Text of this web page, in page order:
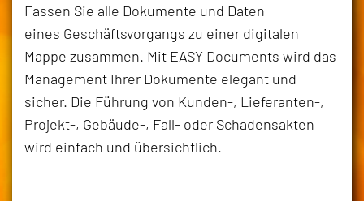
Fassen Sie alle Dokumente und Daten
eines Geschäftsvorgangs zu einer digitalen
Mappe zusammen. Mit EASY Documents wird das
Management Ihrer Dokumente elegant und
sicher. Die Führung von Kunden-, Lieferanten-,
Projekt-, Gebäude-, Fall- oder Schadensakten
wird einfach und übersichtlich.